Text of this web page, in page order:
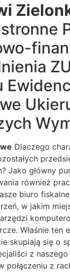
Dlaczego
Jako główny
również
biuro
w jakim
Właśnie ten
skupiają się o
z
połączeniu z